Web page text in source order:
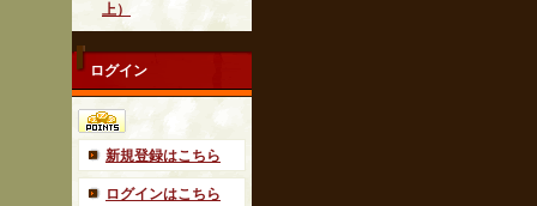
上）
ログイン
新規登録はこちら
ログインはこちら